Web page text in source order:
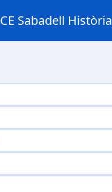
CE Sabadell Història